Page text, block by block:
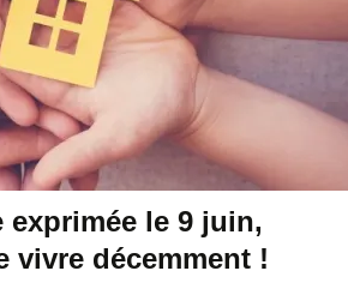
le 9 juin,
vivre décemment !